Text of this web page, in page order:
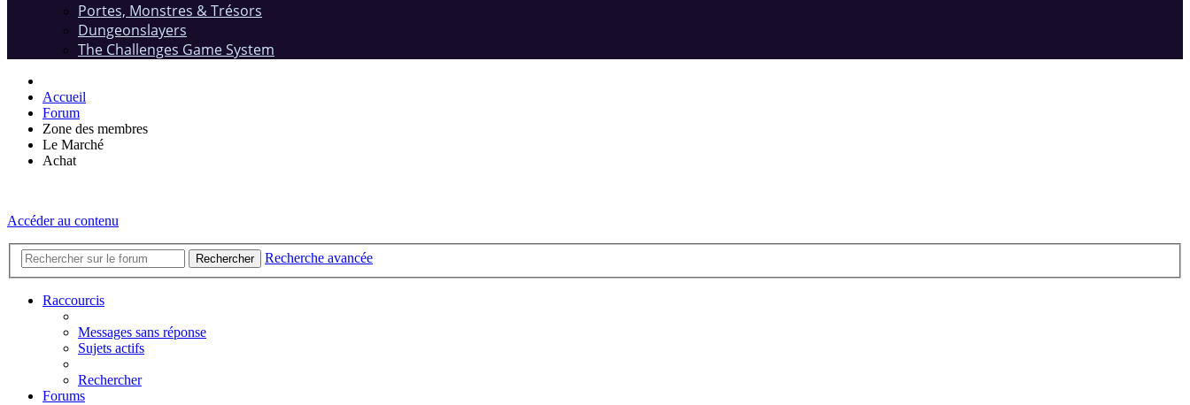
Portes, Monstres & Trésors
Dungeonslayers
The Challenges Game System
Accueil
Forum
Zone des membres
Le Marché
Achat
Accéder au contenu
Rechercher Recherche avancée
Raccourcis
Messages sans réponse
Sujets actifs
Rechercher
Forums